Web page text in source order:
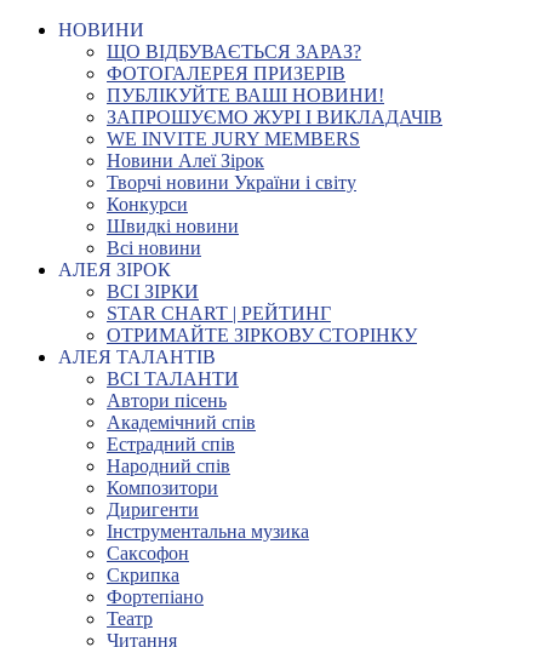
НОВИНИ
ЩО ВІДБУВАЄТЬСЯ ЗАРАЗ?
ФОТОГАЛЕРЕЯ ПРИЗЕРІВ
ПУБЛІКУЙТЕ ВАШІ НОВИНИ!
ЗАПРОШУЄМО ЖУРІ І ВИКЛАДАЧІВ
WE INVITE JURY MEMBERS
Новини Алеї Зірок
Творчі новини України і світу
Конкурси
Швидкі новини
Всі новини
АЛЕЯ ЗІРОК
ВСІ ЗІРКИ
STAR CHART | РЕЙТИНГ
ОТРИМАЙТЕ ЗІРКОВУ СТОРІНКУ
АЛЕЯ ТАЛАНТІВ
ВСІ ТАЛАНТИ
Автори пісень
Академічний спів
Естрадний спів
Народний спів
Композитори
Диригенти
Інструментальна музика
Саксофон
Скрипка
Фортепіано
Театр
Читання